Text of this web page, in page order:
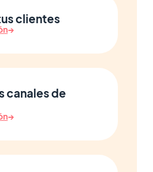
clientes
→
canales de
→